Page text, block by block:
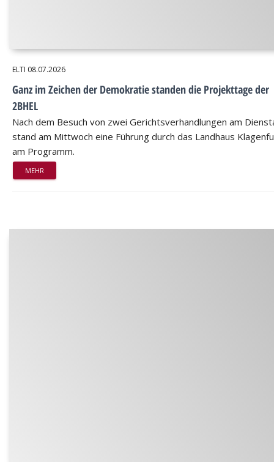
ELTI 08.07.2026
Ganz im Zeichen der Demokratie standen die Projekttage der
2BHEL
Nach dem Besuch von zwei Gerichtsverhandlungen am
stand am Mittwoch eine Führung durch das Landhaus
am Programm.
MEHR